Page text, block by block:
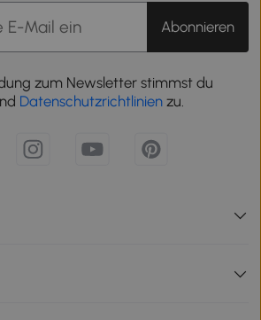
Abonnieren
zum Newsletter stimmst du
Datenschutzrichtlinien zu.